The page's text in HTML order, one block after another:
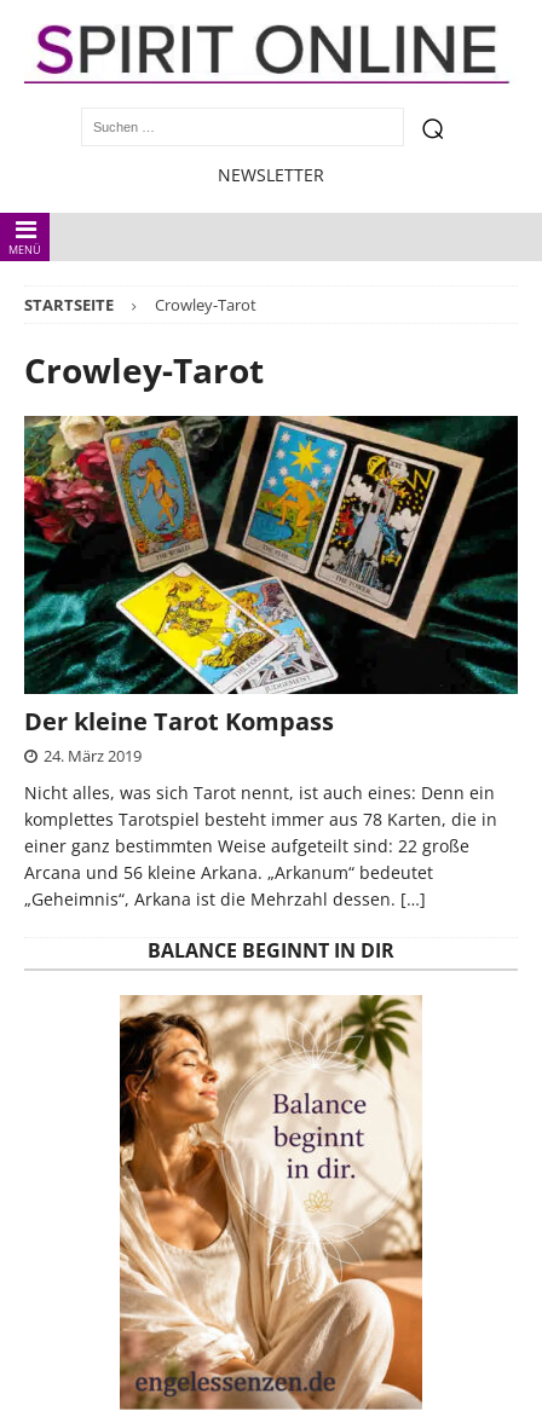
NEWSLETTER
MENÜ
STARTSEITE Crowley-Tarot
Crowley-Tarot
Der kleine Tarot Kompass
24. März 2019
Nicht alles, was sich Tarot nennt, ist auch eines: Denn ein
komplettes Tarotspiel besteht immer aus 78 Karten, die in
einer ganz bestimmten Weise aufgeteilt sind: 22 große
Arcana und 56 kleine Arkana. „Arkanum“ bedeutet
„Geheimnis“, Arkana ist die Mehrzahl dessen. […]
BALANCE BEGINNT IN DIR